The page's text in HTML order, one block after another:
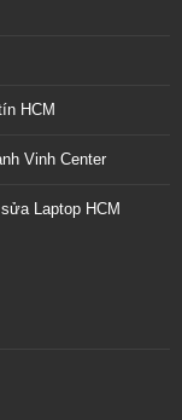
HCM
Vinh Center
Laptop HCM